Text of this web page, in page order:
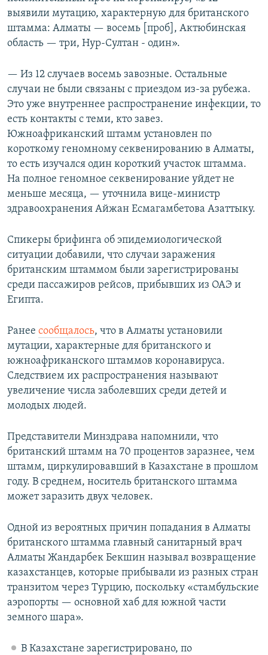
выявили мутацию, характерную для британского
штамма: Алматы — восемь [проб], Актюбинская
область — три, Нур-Султан - один».
— Из 12 случаев восемь завозные. Остальные
случаи не были связаны с приездом из-за рубежа.
Это уже внутреннее распространение инфекции, то
есть контакты с теми, кто завез.
Южноафриканский штамм установлен по
короткому геномному секвенированию в Алматы,
то есть изучался один короткий участок штамма.
На полное геномное секвенирование уйдет не
меньше месяца, — уточнила вице-министр
здравоохранения Айжан Есмагамбетова Азаттыку.
Спикеры брифинга об эпидемиологической
ситуации добавили, что случаи заражения
британским штаммом были зарегистрированы
среди пассажиров рейсов, прибывших из ОАЭ и
Египта.
Ранее сообщалось, что в Алматы установили
мутации, характерные для британского и
южноафриканского штаммов коронавируса.
Следствием их распространения называют
увеличение числа заболевших среди детей и
молодых людей.
Представители Минздрава напомнили, что
британский штамм на 70 процентов заразнее, чем
штамм, циркулировавший в Казахстане в прошлом
году. В среднем, носитель британского штамма
может заразить двух человек.
Одной из вероятных причин попадания в Алматы
британского штамма главный санитарный врач
Алматы Жандарбек Бекшин называл возвращение
казахстанцев, которые прибывали из разных стран
транзитом через Турцию, поскольку «стамбульские
аэропорты — основной хаб для южной части
земного шара».
В Казахстане зарегистрировано, по